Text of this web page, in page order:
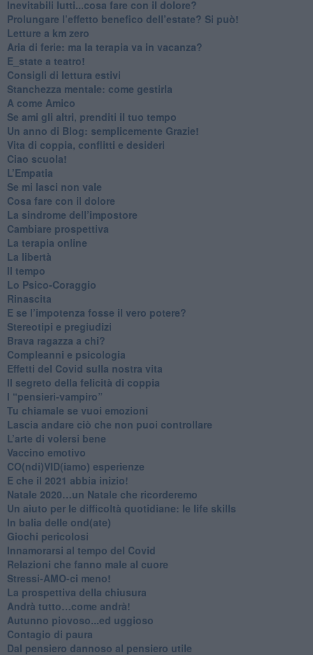
​Inevitabili lutti...cosa fare con il dolore?
Prolungare l’effetto benefico dell’estate? Si può!
​Letture a km zero
​Aria di ferie: ma la terapia va in vacanza?
​E_state a teatro!
​Consigli di lettura estivi
​Stanchezza mentale: come gestirla
​A come Amico
​Se ami gli altri, prenditi il tuo tempo
​Un anno di Blog: semplicemente Grazie!
​Vita di coppia, conflitti e desideri
​Ciao scuola!
​L’Empatia
​Se mi lasci non vale
Cosa fare con il dolore
​La sindrome dell’impostore
​Cambiare prospettiva
La terapia online
La libertà
​Il tempo
​Lo Psico-Coraggio
Rinascita
​E se l’impotenza fosse il vero potere?
Stereotipi e pregiudizi
​Brava ragazza a chi?
​Compleanni e psicologia
Effetti del Covid sulla nostra vita
Il segreto della felicità di coppia
​I “pensieri-vampiro”
​Tu chiamale se vuoi emozioni
​Lascia andare ciò che non puoi controllare
L’arte di volersi bene
​Vaccino emotivo
CO(ndi)VID(iamo) esperienze
​E che il 2021 abbia inizio!
​Natale 2020…un Natale che ricorderemo
Un aiuto per le difficoltà quotidiane: le life skills
​In balia delle ond(ate)
Giochi pericolosi
Innamorarsi al tempo del Covid
​Relazioni che fanno male al cuore
​Stressi-AMO-ci meno!
​La prospettiva della chiusura
​Andrà tutto…come andrà!
Autunno piovoso...ed uggioso
​Contagio di paura
​Dal pensiero dannoso al pensiero utile